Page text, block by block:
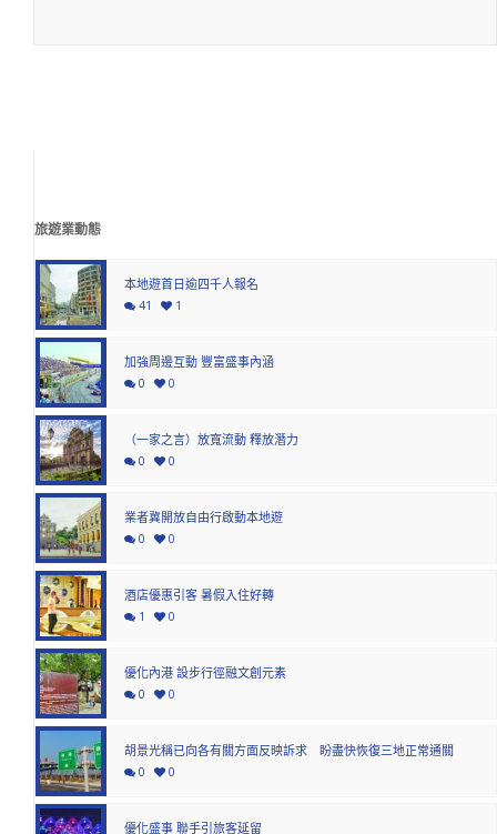
旅遊業動態
本地遊首日逾四千人報名
41 1
加強周邊互動 豐富盛事內涵
0 0
（一家之言）放寬流動 釋放潛力
0 0
業者冀開放自由行啟動本地遊
0 0
酒店優惠引客 暑假入住好轉
1 0
優化內港 設步行徑融文創元素
0 0
胡景光稱已向各有關方面反映訴求　盼盡快恢復三地正常通關
0 0
優化盛事 聯手引旅客延留